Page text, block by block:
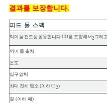
결과를 보장합니다.
피드 물 스펙
먹이 물 전도성 동등합니다.CO를 포함해서2그리
먹이 물 출처
온도
입구압력
최대 전체 염소 (이하 Cl2)
철 (이하 페)